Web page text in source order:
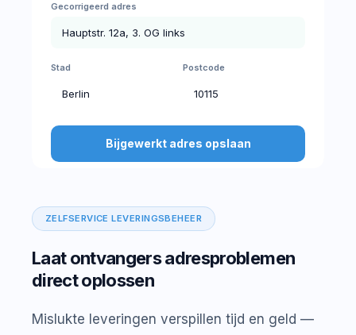
ZELFSERVICE LEVERINGSBEHEER
Laat ontvangers adresproblemen
direct oplossen
Mislukte leveringen verspillen tijd en geld —
Gecorrigeerd adres
Hauptstr. 12a, 3. OG links
Stad
Berlin
Postcode
10115
Bijgewerkt adres opslaan